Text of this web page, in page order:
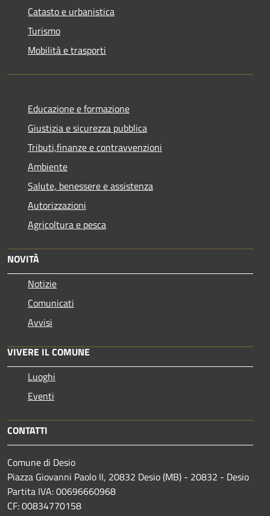
Catasto e urbanistica
Turismo
Mobilità e trasporti
Educazione e formazione
Giustizia e sicurezza pubblica
Tributi,finanze e contravvenzioni
Ambiente
Salute, benessere e assistenza
Autorizzazioni
Agricoltura e pesca
NOVITÀ
Notizie
Comunicati
Avvisi
VIVERE IL COMUNE
Luoghi
Eventi
CONTATTI
Comune di Desio
Piazza Giovanni Paolo II, 20832 Desio (MB) - 20832 - Desio
Partita IVA: 00696660968
CF: 00834770158